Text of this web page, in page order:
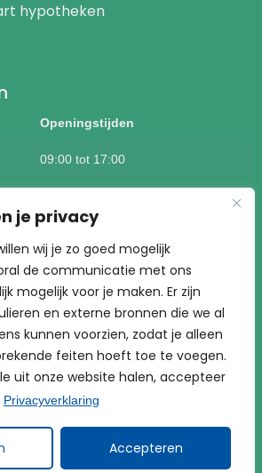
je privacy
wij je zo goed mogelijk
de communicatie met ons
mogelijk voor je maken. Er zijn
en externe bronnen die we al
kunnen voorzien, zodat je alleen
feiten hoeft toe te voegen.
uit onze website halen, accepteer
Privacyverklaring
Accepteren
hypotheken
Openingstijden
09:00 tot 17:00
09:00 tot 17:00
09:00 tot 17:00
op afspraak
| Built by AS Support bv